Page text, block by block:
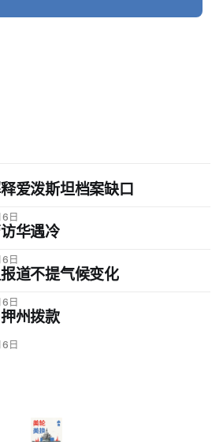
爱泼斯坦档案缺口
日
华遇冷
日
道不提气候变化
日
州拨款
日